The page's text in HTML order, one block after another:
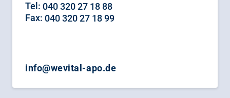
Tel: 040 320 27 18 88
Fax: 040 320 27 18 99
info@wevital-apo.de